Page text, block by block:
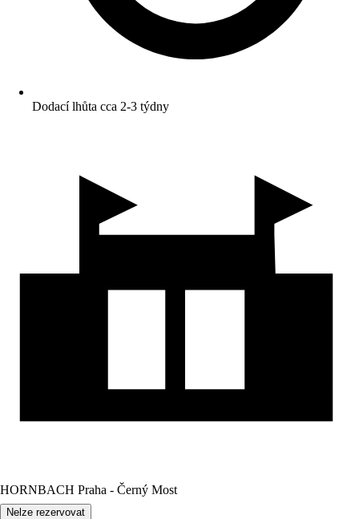
Dodací lhůta cca 2-3 týdny
HORNBACH Praha - Černý Most
Nelze rezervovat